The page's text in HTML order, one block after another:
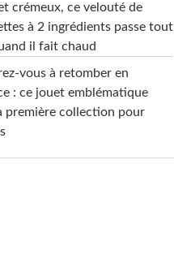
crémeux, ce velouté de
à 2 ingrédients passe tout
il fait chaud
vous à retomber en
: ce jouet emblématique
première collection pour